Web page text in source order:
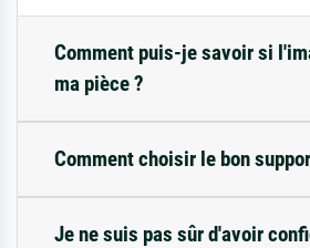
Comment puis-je savoir si
ma pièce ?
Comment choisir le bon
Je ne suis pas sûr d'avoir